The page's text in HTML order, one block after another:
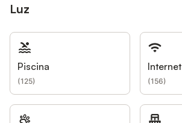
Luz
Piscina
(125)
Internet
(156)